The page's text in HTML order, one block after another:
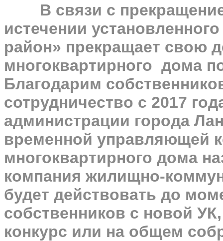
В связи с
истечении
район» прекращает свою
многоквартирного дома
Благодарим
сотрудничество с 2017
администрации города
временной управляющей
многоквартирного дома
компания жилищно-
будет действовать до
собственников с новой
конкурс или на общем